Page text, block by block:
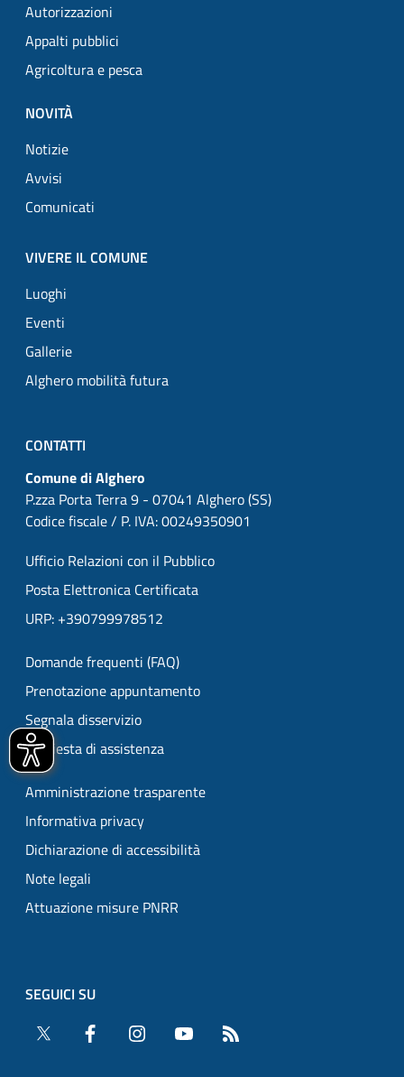
Autorizzazioni
Appalti pubblici
Agricoltura e pesca
NOVITÀ
Notizie
Avvisi
Comunicati
VIVERE IL COMUNE
Luoghi
Eventi
Gallerie
Alghero mobilità futura
CONTATTI
Comune di Alghero
P.zza Porta Terra 9 - 07041 Alghero (SS)
Codice fiscale / P. IVA: 00249350901
Ufficio Relazioni con il Pubblico
Posta Elettronica Certificata
URP: +390799978512
Domande frequenti (FAQ)
Prenotazione appuntamento
Segnala disservizio
Richiesta di assistenza
Amministrazione trasparente
Informativa privacy
Dichiarazione di accessibilità
Note legali
Attuazione misure PNRR
SEGUICI SU
Twitter
Facebook Instagram YouTube